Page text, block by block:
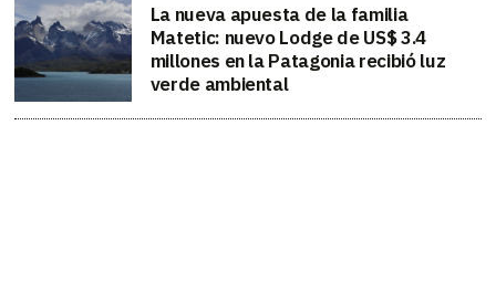
La nueva apuesta de la familia
Matetic: nuevo Lodge de US$ 3.4
millones en la Patagonia recibió luz
verde ambiental